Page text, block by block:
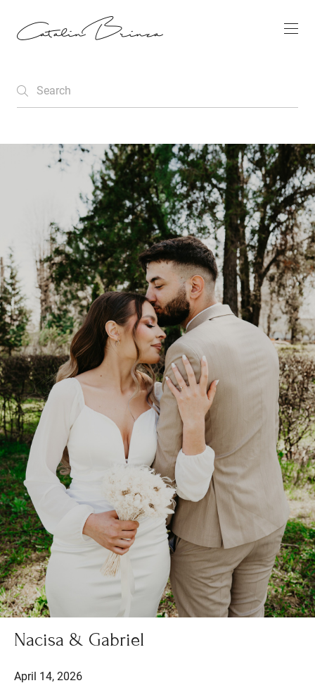
Nacisa & Gabriel
April 14, 2026